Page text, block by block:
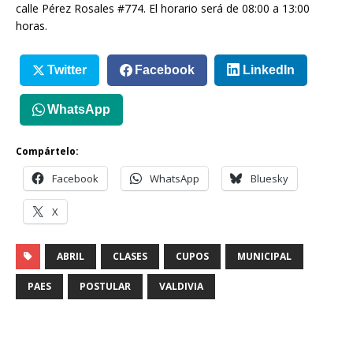
calle Pérez Rosales #774. El horario será de 08:00 a 13:00
horas.
Twitter Facebook LinkedIn
WhatsApp
Compártelo:
Facebook WhatsApp Bluesky
X
ABRIL CLASES CUPOS MUNICIPAL
PAES POSTULAR VALDIVIA